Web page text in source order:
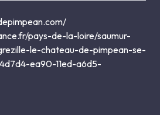
pays-de-la-loire/saumur-
le-chateau-de-pimpean-se-
ea90-11ed-a6d5-